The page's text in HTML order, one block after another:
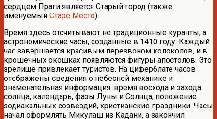
сердцем Праги является Старый город (также
именуемый Старе Место).
Время здесь отсчитывают не традиционные куранты, а
астрономические часы, созданные в 1410 году. Каждый
час завершается красивым перезвоном колоколов, и в
крошечных окошках появляются фигуры апостолов. Это
зрелище привлекает туристов. На циферблате часов
отображены сведения о небесной механике и
знаменательная информация: время восхода и захода
солнца, календарь, фазы Луны и Солнца, положение
зодиакальных созвездий, христианские праздники. Часы
начал оформлять Микулаш из Кадани, а закончил